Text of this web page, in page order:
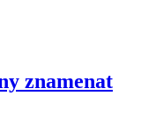
znamenat